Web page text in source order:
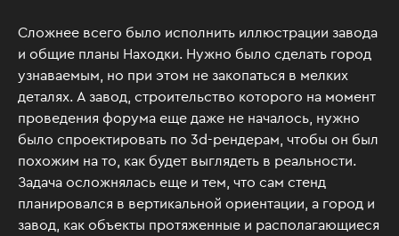
Сложнее всего было исполнить иллюстрации завода
и общие планы Находки. Нужно было сделать город
узнаваемым, но при этом не закопаться в мелких
деталях. А завод, строительство которого на момент
проведения форума еще даже не началось, нужно
было спроектировать по 3d-рендерам, чтобы он был
похожим на то, как будет выглядеть в реальности.
Задача осложнялась еще и тем, что сам стенд
планировался в вертикальной ориентации, а город и
завод, как объекты протяженные и располагающиеся